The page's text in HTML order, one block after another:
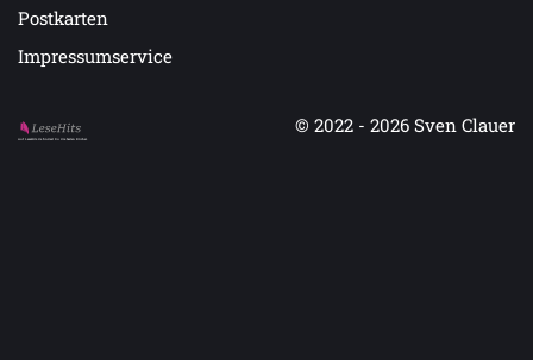
Postkarten
Impressumservice
Auf LeseHits.de findest Du die besten Bücher.
© 2022 - 2026 Sven Clauer